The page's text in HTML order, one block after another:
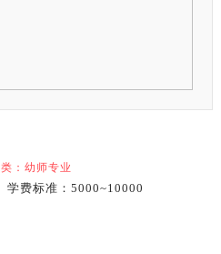
：幼师专业
学费标准：5000~10000